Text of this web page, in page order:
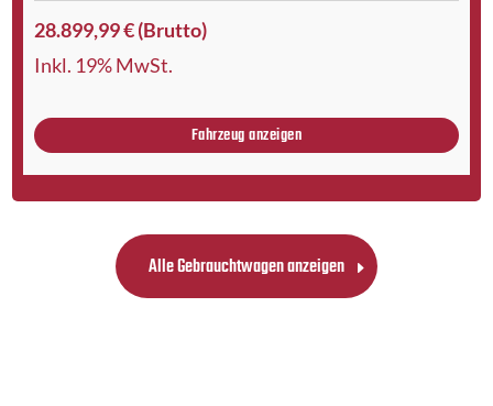
28.899,99 € (Brutto)
Inkl. 19% MwSt.
Fahrzeug anzeigen
Alle Gebrauchtwagen anzeigen